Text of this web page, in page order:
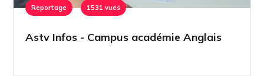
Reportage 1531 vues
Astv Infos - Campus académie Anglais